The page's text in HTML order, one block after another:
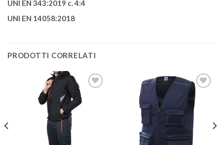
UNI EN 343:2019 c. 4:4
UNI EN 14058:2018
PRODOTTI CORRELATI
Aggiungi
alla lista
Aggiungi
alla lista
dei
desideri